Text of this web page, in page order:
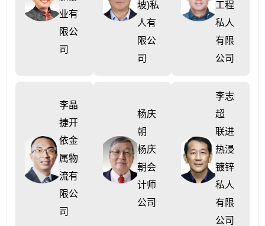
业有
限公
司
坡)私
人有
限公
司
工程
私人
有限
公司
李晶
捷开
依金
属物
流有
限公
司
杨庆
朝
杨庆
朝会
计师
公司
李志
超
联进
热浸
镀锌
私人
有限
公司